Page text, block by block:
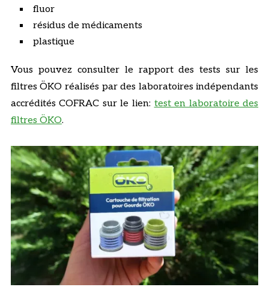
fluor
résidus de médicaments
plastique
Vous pouvez consulter le rapport des tests sur les
filtres ÖKO réalisés par des laboratoires indépendants
accrédités COFRAC sur le lien: test en laboratoire des
filtres ÖKO.